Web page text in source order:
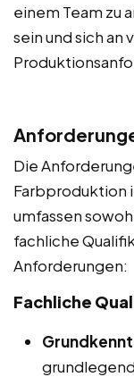
einem Team zu
sein und sich an
Die
Farbproduktion
umfassen
fachliche
Anforderungen:
Fachliche